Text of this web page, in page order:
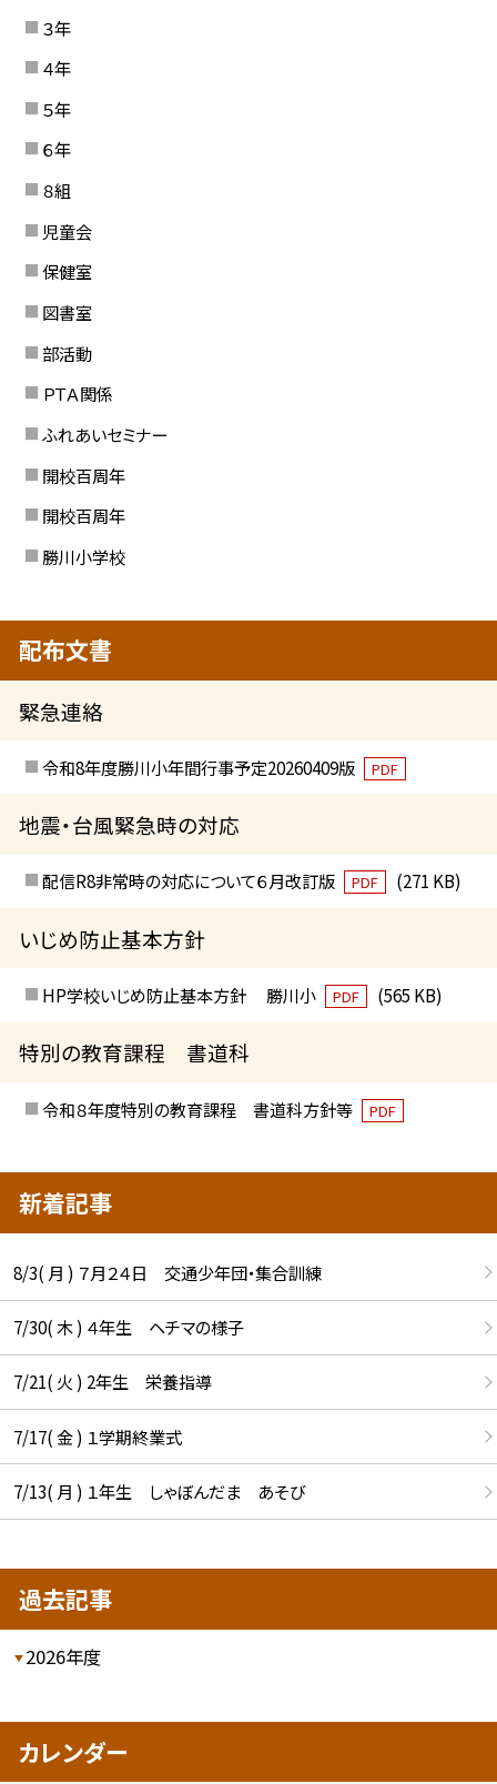
３年
４年
５年
６年
８組
児童会
保健室
図書室
部活動
ＰＴＡ関係
ふれあいセミナー
開校百周年
開校百周年
勝川小学校
配布文書
緊急連絡
令和8年度勝川小年間行事予定20260409版 PDF
地震・台風緊急時の対応
配信R8非常時の対応について６月改訂版 PDF (271 KB)
いじめ防止基本方針
HP学校いじめ防止基本方針 勝川小 PDF (565 KB)
特別の教育課程 書道科
令和８年度特別の教育課程 書道科方針等 PDF
新着記事
8/3( 月 ) ７月２４日 交通少年団・集合訓練
7/30( 木 ) ４年生 ヘチマの様子
7/21( 火 ) 2年生 栄養指導
7/17( 金 ) １学期終業式
7/13( 月 ) １年生 しゃぼんだま あそび
過去記事
2026年度
カレンダー